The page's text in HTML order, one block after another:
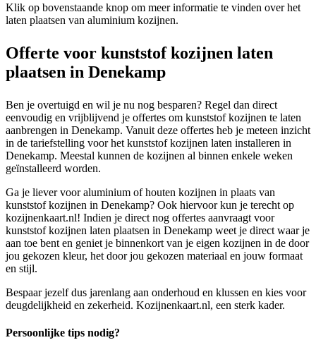
Klik op bovenstaande knop om meer informatie te vinden over het
laten plaatsen van aluminium kozijnen.
Offerte voor kunststof kozijnen laten
plaatsen in Denekamp
Ben je overtuigd en wil je nu nog besparen? Regel dan direct
eenvoudig en vrijblijvend je offertes om kunststof kozijnen te laten
aanbrengen in Denekamp. Vanuit deze offertes heb je meteen inzicht
in de tariefstelling voor het kunststof kozijnen laten installeren in
Denekamp. Meestal kunnen de kozijnen al binnen enkele weken
geïnstalleerd worden.
Ga je liever voor aluminium of houten kozijnen in plaats van
kunststof kozijnen in Denekamp? Ook hiervoor kun je terecht op
kozijnenkaart.nl! Indien je direct nog offertes aanvraagt voor
kunststof kozijnen laten plaatsen in Denekamp weet je direct waar je
aan toe bent en geniet je binnenkort van je eigen kozijnen in de door
jou gekozen kleur, het door jou gekozen materiaal en jouw formaat
en stijl.
Bespaar jezelf dus jarenlang aan onderhoud en klussen en kies voor
deugdelijkheid en zekerheid. Kozijnenkaart.nl, een sterk kader.
Persoonlijke tips nodig?